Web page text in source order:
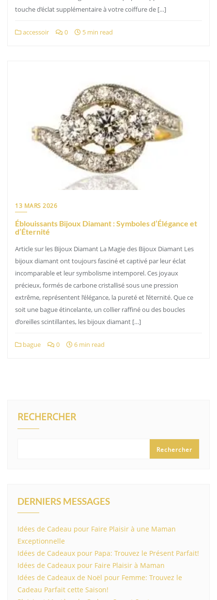
touche d’éclat supplémentaire à votre coiffure de […]
accessoir 0 5 min read
13 MARS 2026
Éblouissants Bijoux Diamant : Symboles d’Élégance et
d’Éternité
Article sur les Bijoux Diamant La Magie des Bijoux Diamant Les
bijoux diamant ont toujours fasciné et captivé par leur éclat
incomparable et leur symbolisme intemporel. Ces joyaux
précieux, formés de carbone cristallisé sous une pression
extrême, représentent l’élégance, la pureté et l’éternité. Que ce
soit une bague étincelante, un collier raffiné ou des boucles
d’oreilles scintillantes, les bijoux diamant […]
bague 0 6 min read
RECHERCHER
Rechercher
DERNIERS MESSAGES
Idées de Cadeau pour Faire Plaisir à une Maman
Exceptionnelle
Idées de Cadeaux pour Papa: Trouvez le Présent Parfait!
Idées de Cadeaux pour Faire Plaisir à Maman
Idées de Cadeaux de Noël pour Femme: Trouvez le
Cadeau Parfait cette Saison!